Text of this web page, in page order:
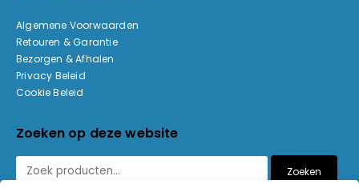
Algemene Voorwaarden
Retouren & Garantie
Bezorgen & Afhalen
Privacy Beleid
Cookie Beleid
Zoeken op deze website
Zoeken